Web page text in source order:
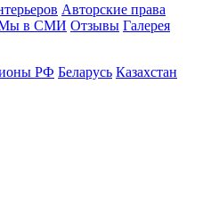
Авторские права
в СМИ Отзывы Галерея
РФ Беларусь Казахстан